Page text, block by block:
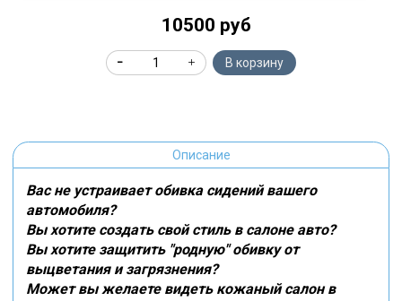
10500 руб
В корзину
Описание
Вас не устраивает обивка сидений вашего
автомобиля?
Вы хотите создать свой стиль в салоне авто?
Вы хотите защитить "родную" обивку от
выцветания и загрязнения?
Может вы желаете видеть кожаный салон в